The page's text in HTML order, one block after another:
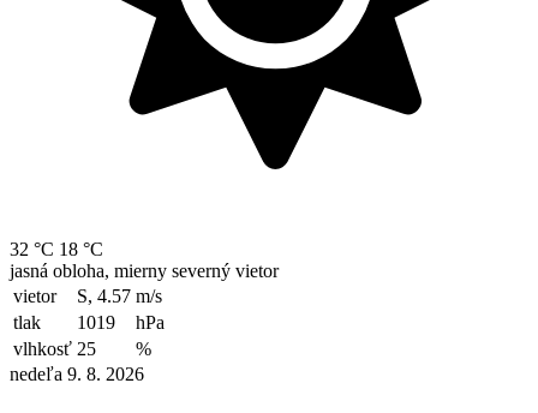
32 °C 18 °C
jasná obloha, mierny severný vietor
vietor
S, 4.57 m/s
tlak
1019
hPa
vlhkosť 25
%
nedeľa 9. 8. 2026